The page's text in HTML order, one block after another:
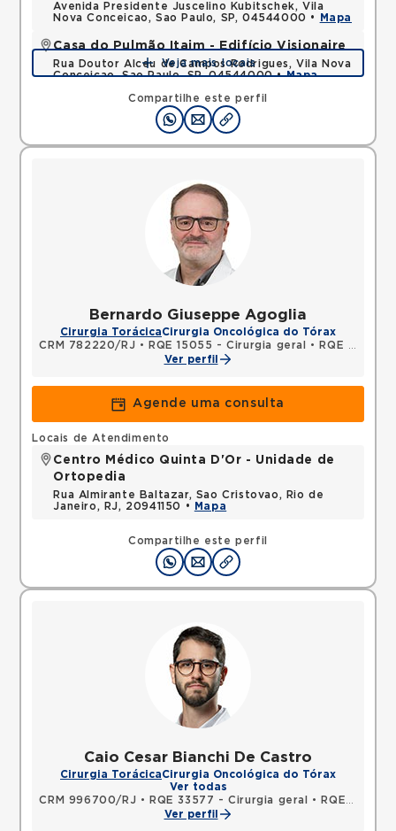
Compartilhe este perfil
Avenida Presidente Juscelino Kubitschek, Vila
Nova Conceicao, Sao Paulo, SP, 04544000 •
Mapa
Casa do Pulmão Itaim - Edifício Visionaire
Rua Doutor Alceu de Campos Rodrigues, Vila Nova
Conceicao, Sao Paulo, SP, 04544000 •Mapa
Veja mais locais
Bernardo Giuseppe Agoglia
Cirurgia TorácicaCirurgia Oncológica do Tórax
CRM 782220/RJ • RQE 15055 - Cirurgia geral •
RQE 15056 - Cirurgia torácica
Ver perfil
Agende uma consulta
Compartilhe este perfil
Locais de Atendimento
Centro Médico Quinta D'Or - Unidade de
Ortopedia
Rua Almirante Baltazar, Sao Cristovao, Rio de
Janeiro, RJ, 20941150 •
Mapa
Caio Cesar Bianchi De Castro
Cirurgia TorácicaCirurgia Oncológica do Tórax
Ver todas
CRM 996700/RJ • RQE 33577 - Cirurgia geral •
RQE 33578 - Cirurgia torácica
Ver perfil